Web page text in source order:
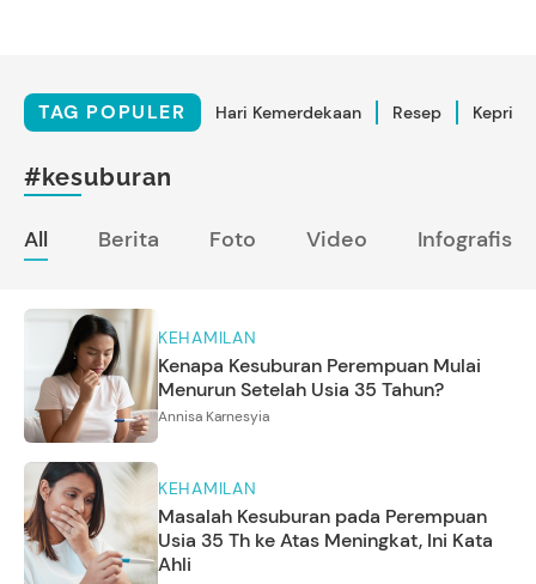
TAG POPULER Hari Kemerdekaan Resep
#kesuburan
All Berita Foto Video Infografis
KEHAMILAN
Kenapa Kesuburan Perempuan Mulai
Menurun Setelah Usia 35 Tahun?
Annisa Karnesyia
KEHAMILAN
Masalah Kesuburan pada Perempuan
Usia 35 Th ke Atas Meningkat, Ini Kata
Ahli